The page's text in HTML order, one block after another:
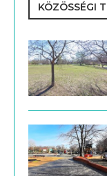
KÖZÖSSÉGI